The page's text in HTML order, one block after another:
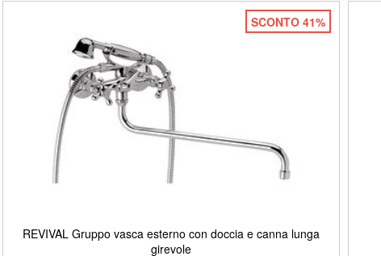
SCONTO 41%
REVIVAL Gruppo vasca esterno con doccia e canna lunga
girevole